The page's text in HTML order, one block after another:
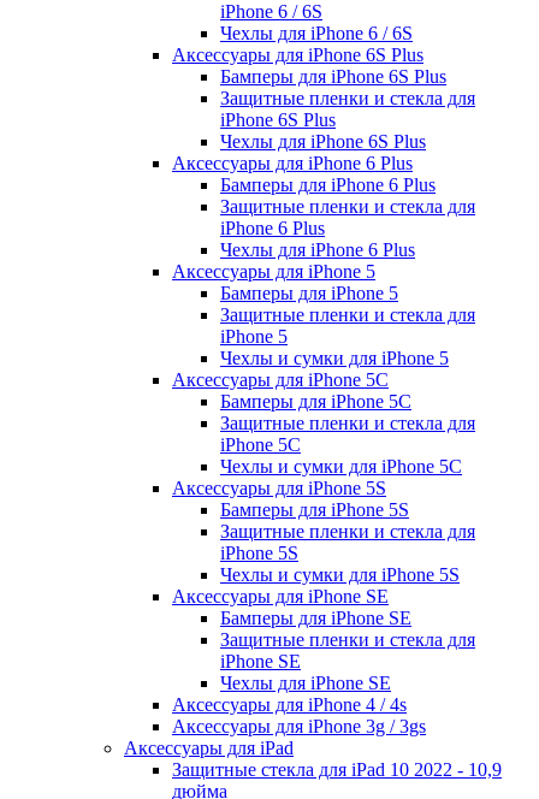
iPhone 6 / 6S
Чехлы для iPhone 6 / 6S
Аксессуары для iPhone 6S Plus
Бамперы для iPhone 6S Plus
Защитные пленки и стекла для
iPhone 6S Plus
Чехлы для iPhone 6S Plus
Аксессуары для iPhone 6 Plus
Бамперы для iPhone 6 Plus
Защитные пленки и стекла для
iPhone 6 Plus
Чехлы для iPhone 6 Plus
Аксессуары для iPhone 5
Бамперы для iPhone 5
Защитные пленки и стекла для
iPhone 5
Чехлы и сумки для iPhone 5
Аксессуары для iPhone 5C
Бамперы для iPhone 5C
Защитные пленки и стекла для
iPhone 5C
Чехлы и сумки для iPhone 5C
Аксессуары для iPhone 5S
Бамперы для iPhone 5S
Защитные пленки и стекла для
iPhone 5S
Чехлы и сумки для iPhone 5S
Аксессуары для iPhone SE
Бамперы для iPhone SE
Защитные пленки и стекла для
iPhone SE
Чехлы для iPhone SE
Аксессуары для iPhone 4 / 4s
Аксессуары для iPhone 3g / 3gs
Аксессуары для iPad
Защитные стекла для iPad 10 2022 - 10,9
дюйма